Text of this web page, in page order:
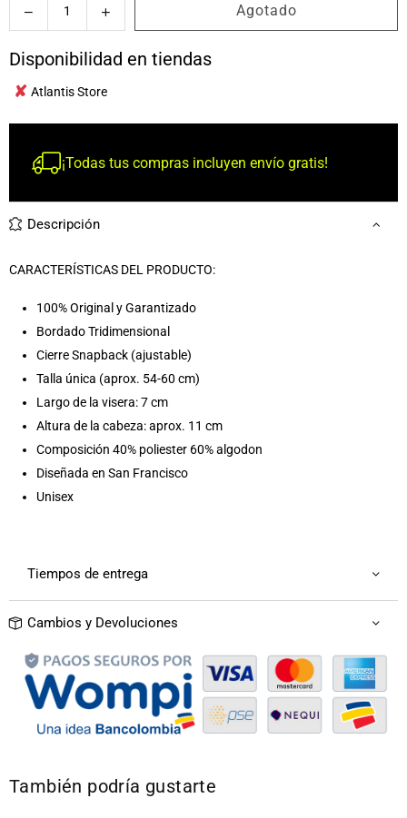
Agotado
Disponibilidad en tiendas
✘ Atlantis Store
¡Todas tus compras incluyen envío gratis!
Descripción
CARACTERÍSTICAS DEL PRODUCTO:
100% Original y Garantizado
Bordado Tridimensional
Cierre Snapback (ajustable)
Talla única (aprox. 54-60 cm)
Largo de la visera: 7 cm
Altura de la cabeza: aprox. 11 cm
Composición 40% poliester 60% algodon
Diseñada en San Francisco
Unisex
Tiempos de entrega
Cambios y Devoluciones
También podría gustarte